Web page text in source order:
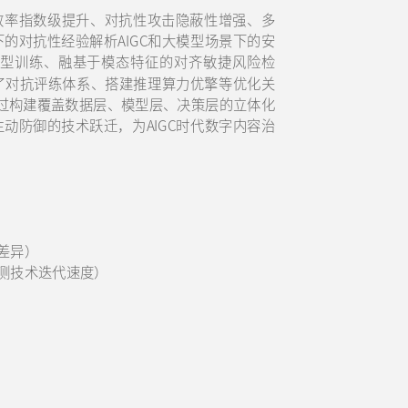
指数级提升、对抗性攻击隐蔽性增强、多
对抗性经验解析AIGC和大模型场景下的安
训练、融基于模态特征的对齐敏捷风险检
抗评练体系、搭建推理算力优擎等优化关
建覆盖数据层、模型层、决策层的立体化
防御的技术跃迁，为AIGC时代数字内容治
）
术迭代速度）